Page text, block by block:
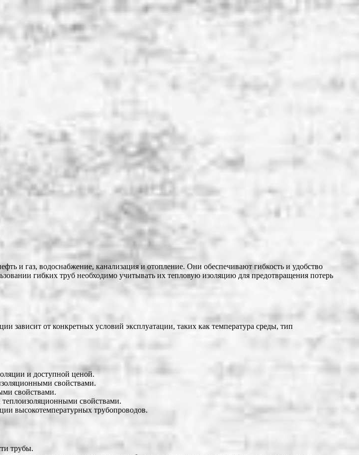
и газ, водоснабжение, канализация и отопление. Они обеспечивают гибкость и удобство
гибких труб необходимо учитывать их тепловую изоляцию для предотвращения потерь
зависит от конкретных условий эксплуатации, таких как температура среды, тип
и доступной ценой.
свойствами.
свойствами.
свойствами.
высокотемпературных трубопроводов.
трубы.